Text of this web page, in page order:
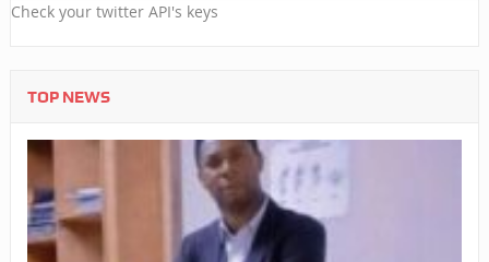
Check your twitter API's keys
TOP NEWS